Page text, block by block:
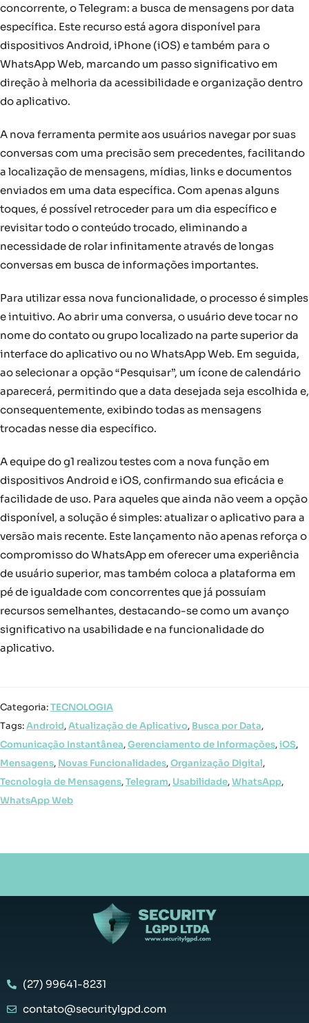
concorrente, o Telegram: a busca de mensagens por data
específica. Este recurso está agora disponível para
dispositivos Android, iPhone (iOS) e também para o
WhatsApp Web, marcando um passo significativo em
direção à melhoria da acessibilidade e organização dentro
do aplicativo.
A nova ferramenta permite aos usuários navegar por suas
conversas com uma precisão sem precedentes, facilitando
a localização de mensagens, mídias, links e documentos
enviados em uma data específica. Com apenas alguns
toques, é possível retroceder para um dia específico e
revisitar todo o conteúdo trocado, eliminando a
necessidade de rolar infinitamente através de longas
conversas em busca de informações importantes.
Para utilizar essa nova funcionalidade, o processo é simples
e intuitivo. Ao abrir uma conversa, o usuário deve tocar no
nome do contato ou grupo localizado na parte superior da
interface do aplicativo ou no WhatsApp Web. Em seguida,
ao selecionar a opção “Pesquisar”, um ícone de calendário
aparecerá, permitindo que a data desejada seja escolhida e,
consequentemente, exibindo todas as mensagens
trocadas nesse dia específico.
A equipe do g1 realizou testes com a nova função em
dispositivos Android e iOS, confirmando sua eficácia e
facilidade de uso. Para aqueles que ainda não veem a opção
disponível, a solução é simples: atualizar o aplicativo para a
versão mais recente. Este lançamento não apenas reforça o
compromisso do WhatsApp em oferecer uma experiência
de usuário superior, mas também coloca a plataforma em
pé de igualdade com concorrentes que já possuíam
recursos semelhantes, destacando-se como um avanço
significativo na usabilidade e na funcionalidade do
aplicativo.
Categoria:TECNOLOGIA
Tags:Android,Atualização de Aplicativo, Busca por Data,
Comunicação Instantânea,Gerenciamento de Informações,iOS,
Mensagens, Novas Funcionalidades,Organização Digital,
Tecnologia de Mensagens,Telegram, Usabilidade,WhatsApp,
WhatsApp Web
(27) 99641-8231
contato@securitylgpd.com